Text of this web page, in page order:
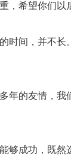
，希望你们以
时间，并不
年的友情，
够成功，既然